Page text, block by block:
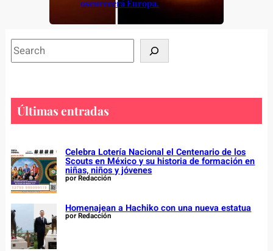
oscurecerá Europa.
S
e
h
Últimas entradas
Celebra Lotería Nacional el Centenario de los
Scouts en México y su historia de formación en
niñas, niños y jóvenes
por Redacción
Homenajean a Hachiko con una nueva estatua
por Redacción